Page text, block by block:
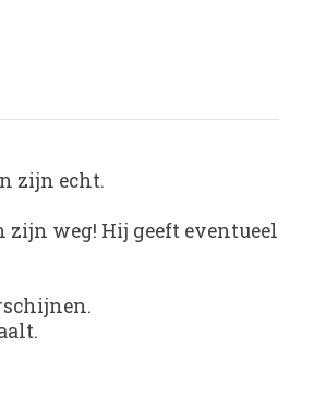
zijn echt.
zijn weg! Hij geeft eventueel